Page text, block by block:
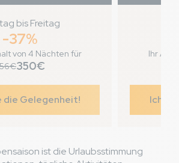
bis Freitag
-37%
von 4 Nächten für
350€
die Gelegenheit!
Ihr
Ich
ist die Urlaubsstimmung